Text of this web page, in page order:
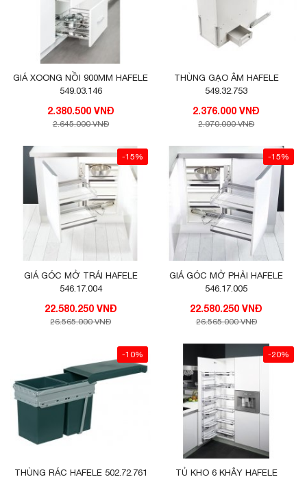
GIÁ XOONG NỒI 900MM HAFELE
549.03.146
2.380.500 VNĐ
2.645.000 VNĐ
THÙNG GẠO ÂM HAFELE
549.32.753
2.376.000 VNĐ
2.970.000 VNĐ
-15%
GIÁ GÓC MỞ TRÁI HAFELE
546.17.004
22.580.250 VNĐ
26.565.000 VNĐ
-15%
GIÁ GÓC MỞ PHẢI HAFELE
546.17.005
22.580.250 VNĐ
26.565.000 VNĐ
-10%
THÙNG RÁC HAFELE 502.72.761
-20%
TỦ KHO 6 KHÂY HAFELE